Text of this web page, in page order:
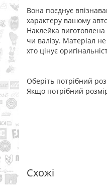
Вона поєднує
характеру вашому
Наклейка виготовлена
чи валізу. Матеріал
хто цінує
Оберіть потрібний
Якщо потрібний
Схожі